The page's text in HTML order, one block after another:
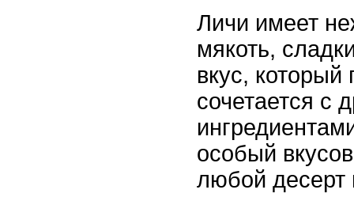
Личи имеет
мякоть,
вкус, который
сочетается с
особый
любой